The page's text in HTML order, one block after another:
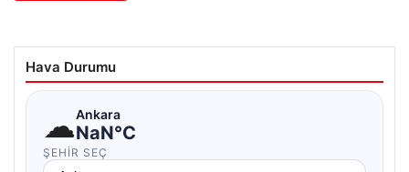
Hava Durumu
☁Ankara
NaN°C
ŞEHIR SEÇ